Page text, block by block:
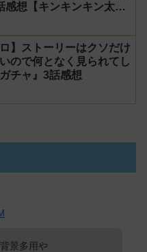
感想【キンキンキン太
ロ】ストーリーはクソだけ
ので何となく見られてし
チャ』3話感想
景多用や